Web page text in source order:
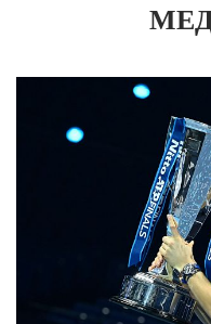
Калининградская область (1)
Кемеровская область (2)
Нижегородская область (1)
Новосибирская область (3)